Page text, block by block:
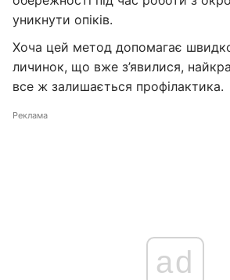
уникнути опіків.
Хоча цей метод допомагає
личинок, що вже з’явилися,
все ж залишається профілактика.
Реклама
ad